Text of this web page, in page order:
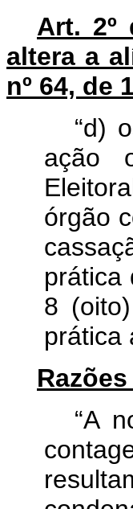
Art. 2º
altera a
nº 64, de
“d)
ação
órgão
prática
8
prática
“A